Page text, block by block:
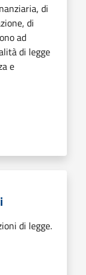
di
di
ad
di legge
e
di legge.